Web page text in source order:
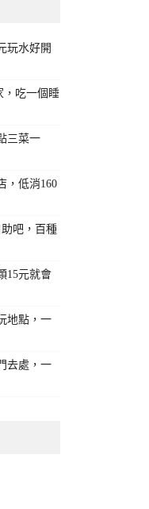
玩水好開
，吃一個睡
三菜一
，低消160
吧，百種
15元就會
地點，一
去處，一